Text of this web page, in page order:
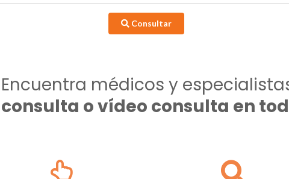
Consultar
Encuentra médicos y
o vídeo consulta en